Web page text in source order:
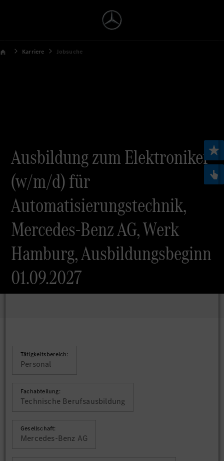
Karriere Jobsuche
Ausbildung zum Elektroniker
(w/m/d) für
Automatisierungstechnik,
Mercedes-Benz AG, Werk
Hamburg, Ausbildungsbeginn
01.09.2027
Tätigkeitsbereich:
Personal
Fachabteilung:
Technische Berufsausbildung
Gesellschaft:
Mercedes-Benz AG